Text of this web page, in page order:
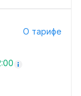
О тарифе